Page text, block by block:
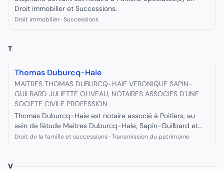
Droit immobilier et Successions.
Droit immobilier · Successions
T
Thomas Duburcq-Haie
MAITRES THOMAS DUBURCQ-HAIE VERONIQUE SAPIN-
GUILBARD JULIETTE OLIVEAU, NOTAIRES ASSOCIES D'UNE
SOCIETE CIVILE PROFESSION
Thomas Duburcq-Haie est notaire associé à Poitiers, au
sein de l'étude Maîtres Duburcq-Haie, Sapin-Guilbard et
Oliveau, Notaires Associés.
Droit de la famille et successions · Transmission du patrimoine
V